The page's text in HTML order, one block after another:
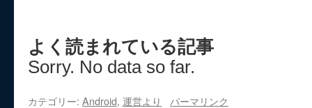
よく読まれている記事
Sorry. No data so far.
カテゴリー: Android, 運営より
パーマリンク